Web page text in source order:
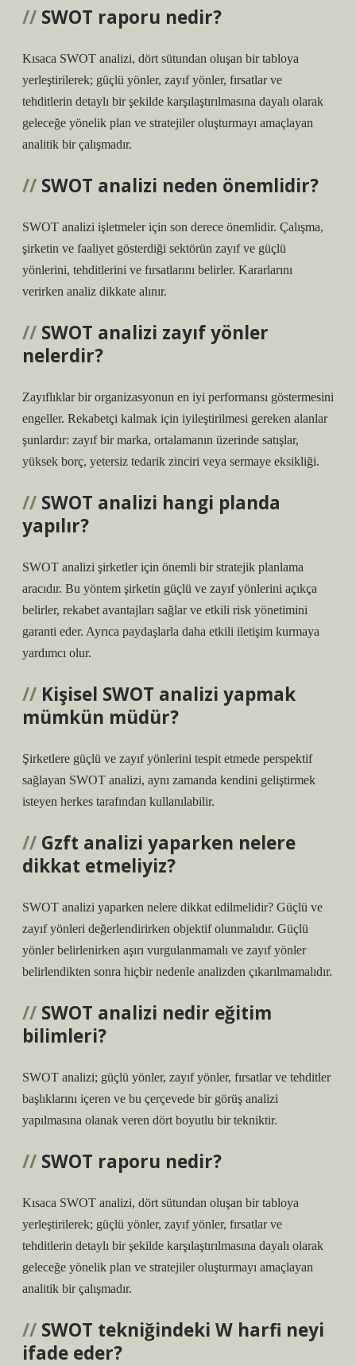
SWOT raporu nedir?
Kısaca SWOT analizi, dört sütundan oluşan bir tabloya
yerleştirilerek; güçlü yönler, zayıf yönler, fırsatlar ve
tehditlerin detaylı bir şekilde karşılaştırılmasına dayalı olarak
geleceğe yönelik plan ve stratejiler oluşturmayı amaçlayan
analitik bir çalışmadır.
SWOT analizi neden önemlidir?
SWOT analizi işletmeler için son derece önemlidir. Çalışma,
şirketin ve faaliyet gösterdiği sektörün zayıf ve güçlü
yönlerini, tehditlerini ve fırsatlarını belirler. Kararlarını
verirken analiz dikkate alınır.
SWOT analizi zayıf yönler
nelerdir?
Zayıflıklar bir organizasyonun en iyi performansı göstermesini
engeller. Rekabetçi kalmak için iyileştirilmesi gereken alanlar
şunlardır: zayıf bir marka, ortalamanın üzerinde satışlar,
yüksek borç, yetersiz tedarik zinciri veya sermaye eksikliği.
SWOT analizi hangi planda
yapılır?
SWOT analizi şirketler için önemli bir stratejik planlama
aracıdır. Bu yöntem şirketin güçlü ve zayıf yönlerini açıkça
belirler, rekabet avantajları sağlar ve etkili risk yönetimini
garanti eder. Ayrıca paydaşlarla daha etkili iletişim kurmaya
yardımcı olur.
Kişisel SWOT analizi yapmak
mümkün müdür?
Şirketlere güçlü ve zayıf yönlerini tespit etmede perspektif
sağlayan SWOT analizi, aynı zamanda kendini geliştirmek
isteyen herkes tarafından kullanılabilir.
Gzft analizi yaparken nelere
dikkat etmeliyiz?
SWOT analizi yaparken nelere dikkat edilmelidir? Güçlü ve
zayıf yönleri değerlendirirken objektif olunmalıdır. Güçlü
yönler belirlenirken aşırı vurgulanmamalı ve zayıf yönler
belirlendikten sonra hiçbir nedenle analizden çıkarılmamalıdır.
SWOT analizi nedir eğitim
bilimleri?
SWOT analizi; güçlü yönler, zayıf yönler, fırsatlar ve tehditler
başlıklarını içeren ve bu çerçevede bir görüş analizi
yapılmasına olanak veren dört boyutlu bir tekniktir.
SWOT raporu nedir?
Kısaca SWOT analizi, dört sütundan oluşan bir tabloya
yerleştirilerek; güçlü yönler, zayıf yönler, fırsatlar ve
tehditlerin detaylı bir şekilde karşılaştırılmasına dayalı olarak
geleceğe yönelik plan ve stratejiler oluşturmayı amaçlayan
analitik bir çalışmadır.
SWOT tekniğindeki W harfi neyi
ifade eder?